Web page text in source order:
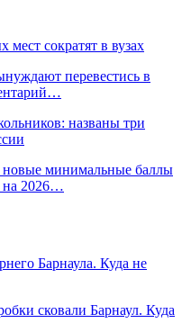
сократят в вузах
перевестись в
названы три
минимальные баллы
на 2026…
Барнаула. Куда не
сковали Барнаул. Куда